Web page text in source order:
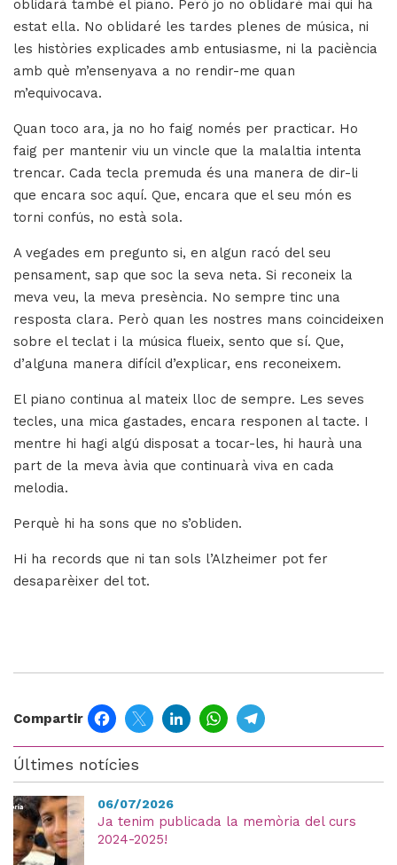
oblidarà també el piano. Però jo no oblidaré mai qui ha
estat ella. No oblidaré les tardes plenes de música, ni
les històries explicades amb entusiasme, ni la paciència
amb què m’ensenyava a no rendir-me quan
m’equivocava.
Quan toco ara, ja no ho faig només per practicar. Ho
faig per mantenir viu un vincle que la malaltia intenta
trencar. Cada tecla premuda és una manera de dir-li
que encara soc aquí. Que, encara que el seu món es
torni confús, no està sola.
A vegades em pregunto si, en algun racó del seu
pensament, sap que soc la seva neta. Si reconeix la
meva veu, la meva presència. No sempre tinc una
resposta clara. Però quan les nostres mans coincideixen
sobre el teclat i la música flueix, sento que sí. Que,
d’alguna manera difícil d’explicar, ens reconeixem.
El piano continua al mateix lloc de sempre. Les seves
tecles, una mica gastades, encara responen al tacte. I
mentre hi hagi algú disposat a tocar-les, hi haurà una
part de la meva àvia que continuarà viva en cada
melodia.
Perquè hi ha sons que no s’obliden.
Hi ha records que ni tan sols l’Alzheimer pot fer
desaparèixer del tot.
Compartir FacebookTwitterLinkedInWhatsApp
Últimes notícies
06/07/2026
Ja tenim publicada la memòria del curs
2024-2025!